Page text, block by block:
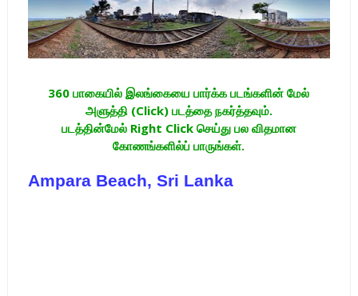
360 பாகையில் இலங்கையை பார்க்க படங்களின் மேல்
அளுத்தி (Click) படத்தை நகர்த்தவும்.
படத்தின்மேல் Right Click செய்து பல விதமான
கோணங்களில்ப் பாருங்கள்.
Ampara Beach, Sri Lanka